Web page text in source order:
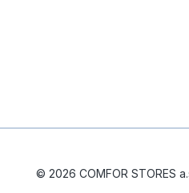
© 2026 COMFOR STORES